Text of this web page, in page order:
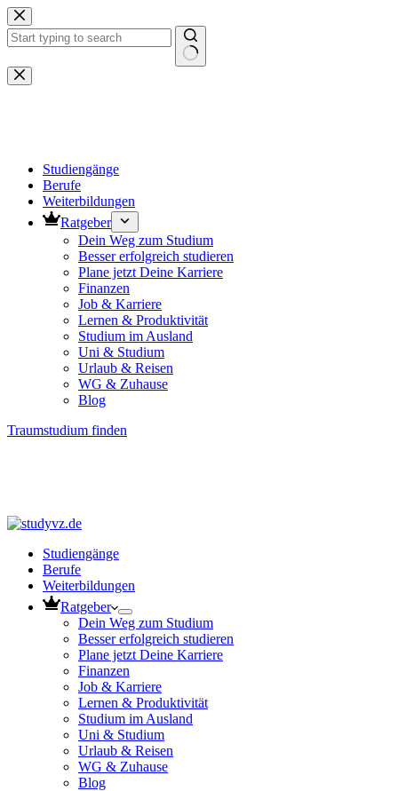
Zum
Inhalt
springen
Keine
Ergebnisse
Studiengänge
Berufe
Weiterbildungen
Ratgeber
Dein Weg zum Studium
Besser erfolgreich studieren
Plane jetzt Deine Karriere
Finanzen
Job & Karriere
Lernen & Produktivität
Studium im Ausland
Uni & Studium
Urlaub & Reisen
WG & Zuhause
Blog
Traumstudium finden
Studiengänge
Berufe
Weiterbildungen
Ratgeber
Dein Weg zum Studium
Besser erfolgreich studieren
Plane jetzt Deine Karriere
Finanzen
Job & Karriere
Lernen & Produktivität
Studium im Ausland
Uni & Studium
Urlaub & Reisen
WG & Zuhause
Blog